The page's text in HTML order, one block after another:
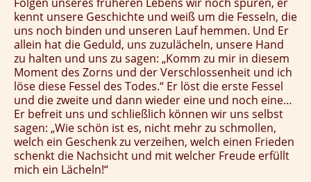
kennt unsere Geschichte und weiß um die Fesseln, die
uns noch binden und unseren Lauf hemmen. Und Er
allein hat die Geduld, uns zuzulächeln, unsere Hand
zu halten und uns zu sagen: „Komm zu mir in diesem
Moment des Zorns und der Verschlossenheit und ich
löse diese Fessel des Todes.“ Er löst die erste Fessel
und die zweite und dann wieder eine und noch eine…
Er befreit uns und schließlich können wir uns selbst
sagen: „Wie schön ist es, nicht mehr zu schmollen,
welch ein Geschenk zu verzeihen, welch einen Frieden
schenkt die Nachsicht und mit welcher Freude erfüllt
mich ein Lächeln!“